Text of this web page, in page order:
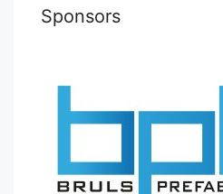
Sponsors